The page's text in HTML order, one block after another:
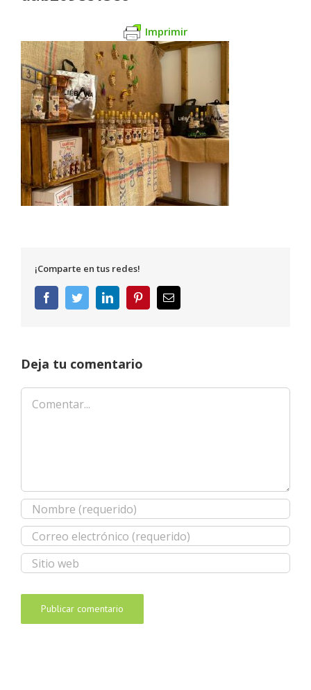
Imprimir
¡Comparte en tus redes!
FacebookTwitterLinkedInPinterestCorreo
electrónico
Deja tu comentario
Comentar